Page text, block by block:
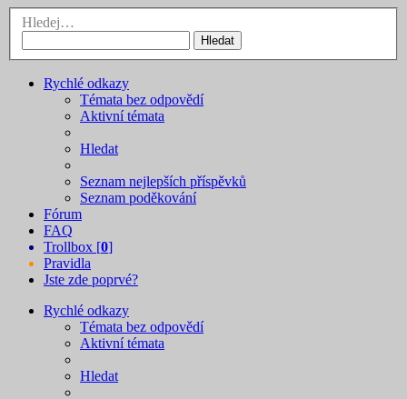
Hledej…
Hledat
Rychlé odkazy
Témata bez odpovědí
Aktivní témata
Hledat
Seznam nejlepších příspěvků
Seznam poděkování
Fórum
FAQ
Trollbox [0]
Pravidla
Jste zde poprvé?
Rychlé odkazy
Témata bez odpovědí
Aktivní témata
Hledat